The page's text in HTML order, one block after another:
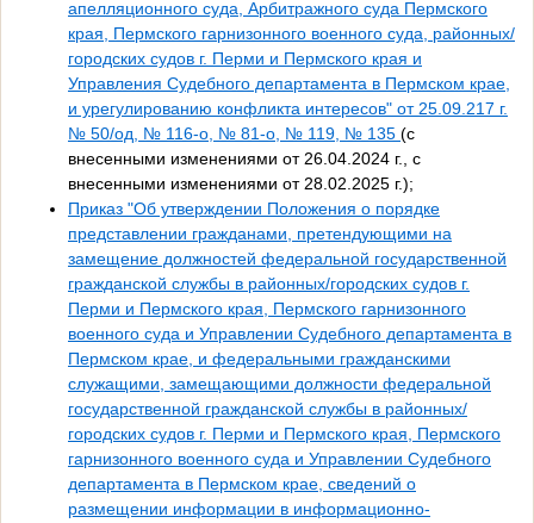
апелляционного суда, Арбитражного суда Пермского
края, Пермского гарнизонного военного суда, районных/
городских судов г. Перми и Пермского края и
Управления Судебного департамента в Пермском крае,
и урегулированию конфликта интересов" от 25.09.217 г.
№ 50/од, № 116-о, № 81-о, № 119, № 135 (с
внесенными изменениями от 26.04.2024 г., с
внесенными изменениями от 28.02.2025 г.);
Приказ "Об утверждении Положения о порядке
представлении гражданами, претендующими на
замещение должностей федеральной государственной
гражданской службы в районных/городских судов г.
Перми и Пермского края, Пермского гарнизонного
военного суда и Управлении Судебного департамента в
Пермском крае, и федеральными гражданскими
служащими, замещающими должности федеральной
государственной гражданской службы в районных/
городских судов г. Перми и Пермского края, Пермского
гарнизонного военного суда и Управлении Судебного
департамента в Пермском крае, сведений о
размещении информации в информационно-